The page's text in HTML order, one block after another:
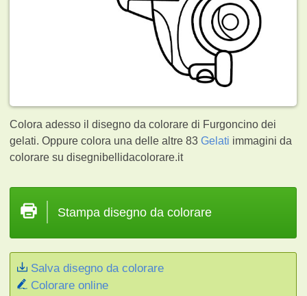
Colora adesso il disegno da colorare di Furgoncino dei
gelati. Oppure colora una delle altre 83Gelati immagini da
colorare su disegnibellidacolorare.it
Stampa disegno da colorare
Salva disegno da colorare
Colorare online